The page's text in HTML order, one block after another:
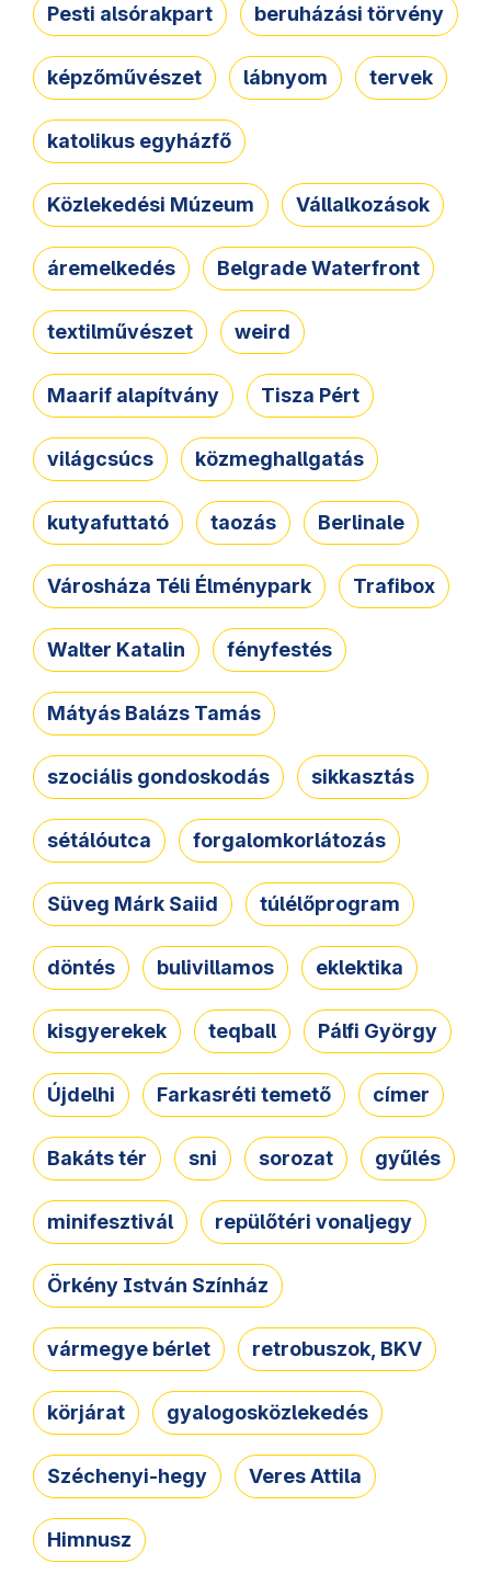
Pesti alsórakpart beruházási törvény
képzőművészet lábnyom tervek
katolikus egyházfő
Közlekedési Múzeum Vállalkozások
áremelkedés Belgrade Waterfront
textilművészet weird
Maarif alapítvány Tisza Pért
világcsúcs közmeghallgatás
kutyafuttató taozás Berlinale
Városháza Téli Élménypark Trafibox
Walter Katalin fényfestés
Mátyás Balázs Tamás
szociális gondoskodás sikkasztás
sétálóutca forgalomkorlátozás
Süveg Márk Saiid túlélőprogram
döntés bulivillamos eklektika
kisgyerekek teqball Pálfi György
Újdelhi Farkasréti temető címer
Bakáts tér sni sorozat gyűlés
minifesztivál repülőtéri vonaljegy
Örkény István Színház
vármegye bérlet retrobuszok, BKV
körjárat gyalogosközlekedés
Széchenyi-hegy Veres Attila
Himnusz